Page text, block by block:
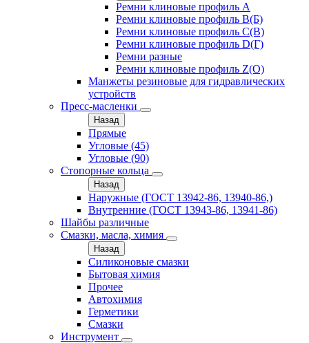
Ремни клиновые профиль A
Ремни клиновые профиль B(Б)
Ремни клиновые профиль C(В)
Ремни клиновые профиль D(Г)
Ремни разные
Ремни клиновые профиль Z(О)
Манжеты резиновые для гидравлических
устройств
Пресс-масленки
Назад
Прямые
Угловые (45)
Угловые (90)
Стопорные кольца
Назад
Наружные (ГОСТ 13942-86, 13940-86,)
Внутренние (ГОСТ 13943-86, 13941-86)
Шайбы различные
Смазки, масла, химия
Назад
Силиконовые смазки
Бытовая химия
Прочее
Автохимия
Герметики
Смазки
Инструмент